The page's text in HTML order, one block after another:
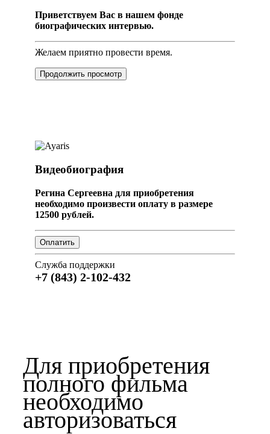
Приветствуем Вас в нашем фонде
биографических интервью.
Желаем приятно провести время.
Продолжить просмотр
Видеобиография
Регина Сергеевна для приобретения
необходимо произвести оплату в размере
12500 рублей.
Служба поддержки
+7 (843) 2-102-432
Для приобретения
полного фильма
необходимо
авторизоваться